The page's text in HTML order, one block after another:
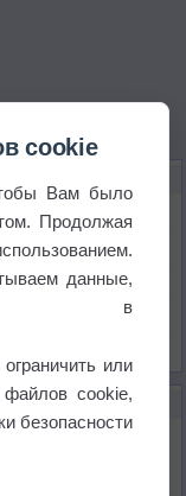
cookie
Вам было
Продолжая
данные,
в
или
файлов cookie,
безопасности